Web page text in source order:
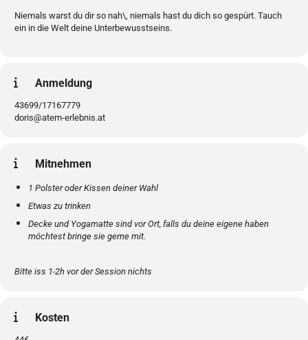
Niemals warst du dir so nah\, niemals hast du dich so gespürt. Tauch
ein in die Welt deine Unterbewusstseins.
Anmeldung
43699/17167779
doris@atem-erlebnis.at
Mitnehmen
1 Polster oder Kissen deiner Wahl
Etwas zu trinken
Decke und Yogamatte sind vor Ort, falls du deine eigene haben
möchtest bringe sie gerne mit.
Bitte iss 1-2h vor der Session nichts
Kosten